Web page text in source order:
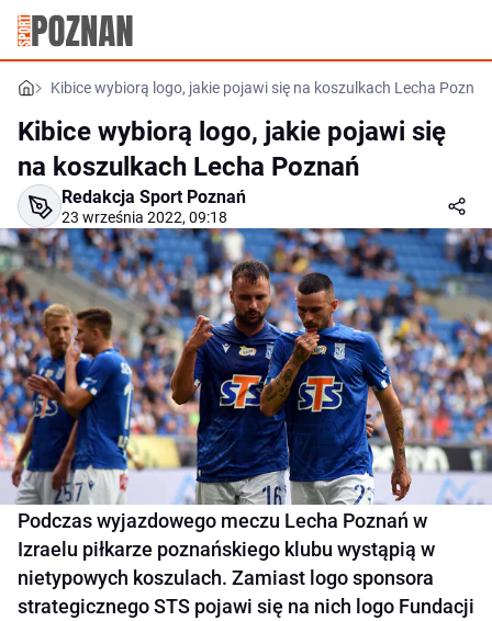
Kibice wybiorą logo, jakie pojawi się na koszulkach Lecha Poznań
Kibice wybiorą logo, jakie pojawi się
na koszulkach Lecha Poznań
Redakcja Sport Poznań
23 września 2022, 09:18
Podczas wyjazdowego meczu Lecha Poznań w
Izraelu piłkarze poznańskiego klubu wystąpią w
nietypowych koszulach. Zamiast logo sponsora
strategicznego STS pojawi się na nich logo Fundacji